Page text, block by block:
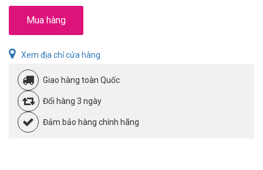
Mua hàng
Xem địa chỉ cửa hàng
Giao hàng toàn Quốc
Đổi hàng 3 ngày
Đảm bảo hàng chính hãng